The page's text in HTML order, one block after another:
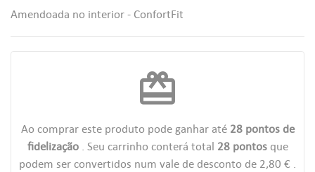
redeem
Ao comprar este produto pode ganhar até 28pontos de
fidelização. Seu carrinho conterá total 28pontosque
podem ser convertidos num vale de desconto de 2,80 € .
Amendoada no interior - ConfortFit
AS MINHAS LISTAS DE DESEJOS
((TITLE))
((CANCELTEXT)) ((CREATETEXT))
ENTRAR
Você precisa estar logado para salvar produtos em sua lista de
((CANCELTEXT)) ((LOGINTEXT))